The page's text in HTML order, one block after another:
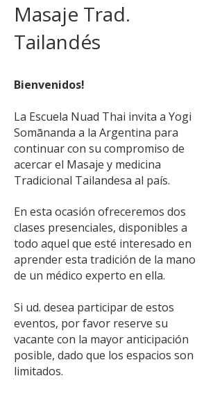
Masaje Trad.
Tailandés
Bienvenidos!
La Escuela Nuad Thai invita a Yogi
Somānanda a la Argentina para
continuar con su compromiso de
acercar el Masaje y medicina
Tradicional Tailandesa al país.
En esta ocasión ofreceremos dos
clases presenciales, disponibles a
todo aquel que esté interesado en
aprender esta tradición de la mano
de un médico experto en ella.
Si ud. desea participar de estos
eventos, por favor reserve su
vacante con la mayor anticipación
posible, dado que los espacios son
limitados.